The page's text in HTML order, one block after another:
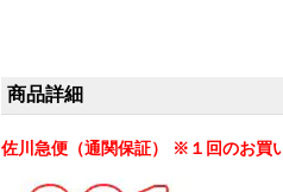
商品詳細
佐川急便（通関保証） ※１回のお買